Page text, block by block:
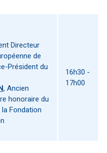
Directeur
de
Président du
, Ancien
honoraire du
Fondation
16h30 -
17h00